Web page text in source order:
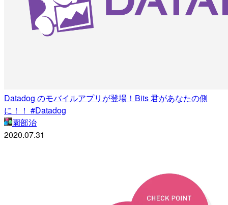
Datadog のモバイルアプリが登場！Bits 君があなたの側
に！！ #Datadog
園部治
2020.07.31